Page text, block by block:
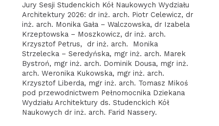
Jury Sesji Studenckich Kół Naukowych Wydziału
Architektury 2026: dr inż. arch. Piotr Celewicz, dr
inż. arch. Monika Gała – Walczowska, dr Izabela
Krzeptowska – Moszkowicz, dr inż. arch.
Krzysztof Petrus, dr inż. arch. Monika
Strzelecka – Seredyńska, mgr inż. arch. Marek
Bystroń, mgr inż. arch. Dominik Dousa, mgr inż.
arch. Weronika Kukowska, mgr inż. arch.
Krzysztof Liberda, mgr inż. arch. Tomasz Mikoś
pod przewodnictwem Pełnomocnika Dziekana
Wydziału Architektury ds. Studenckich Kół
Naukowych dr inż. arch. Farid Nassery.